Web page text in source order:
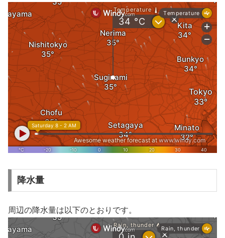
降水量
周辺の降水量は以下のとおりです。